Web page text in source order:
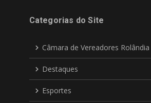
Categorias do Site
Câmara de Vereadores Rolândia
Destaques
Esportes